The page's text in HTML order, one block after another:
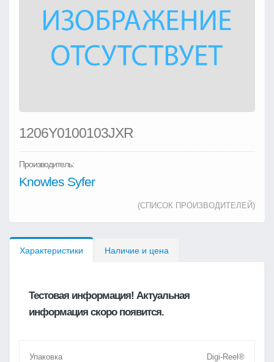
1206Y0100103JXR
Производитель:
Knowles Syfer
(СПИСОК ПРОИЗВОДИТЕЛЕЙ)
Характеристики Наличие и цена
Тестовая информация! Актуальная
информация скоро появится.
Упаковка Digi-Reel®